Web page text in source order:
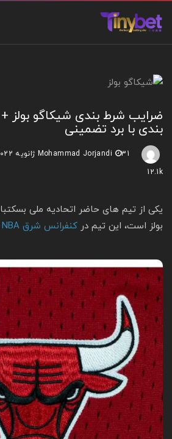
ضرایب شرط بندی شیکاگو بولز +
بندی با برد تضمینی
Mohammad Jorjandi 31 ژانویه 2022
12.1k
یکی از تیم‌ های حاضر اتحادیه ملی
بولز است، این تیم در کنفرانس شرق NBA